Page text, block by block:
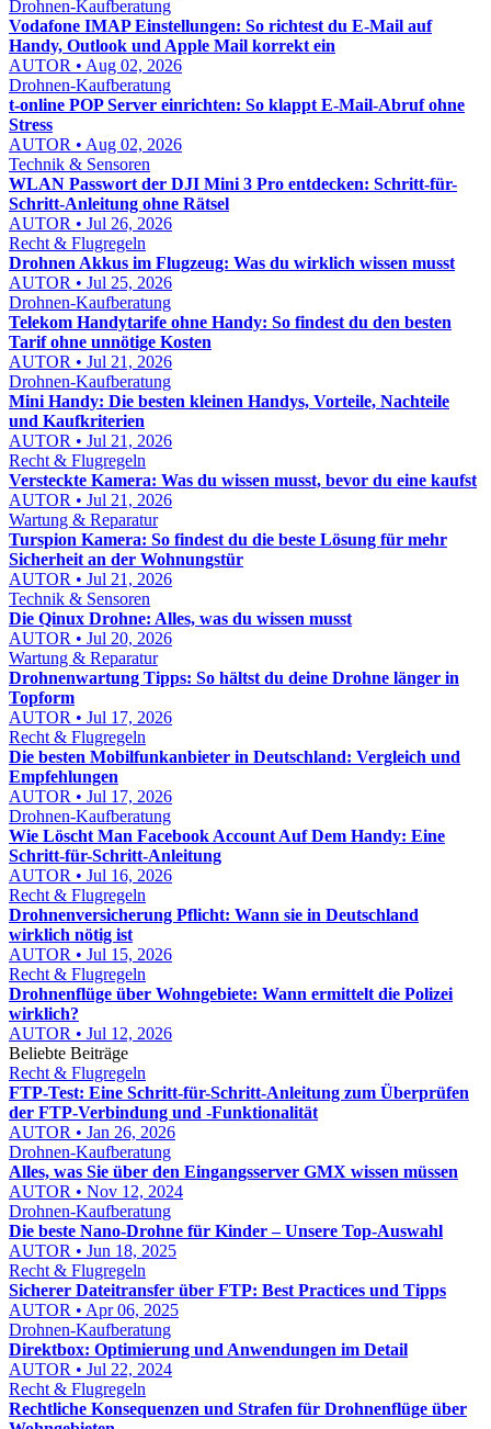
Drohnen-Kaufberatung
Vodafone IMAP Einstellungen: So richtest du E-Mail auf
Handy, Outlook und Apple Mail korrekt ein
AUTOR • Aug 02, 2026
Drohnen-Kaufberatung
t-online POP Server einrichten: So klappt E-Mail-Abruf ohne
Stress
AUTOR • Aug 02, 2026
Technik & Sensoren
WLAN Passwort der DJI Mini 3 Pro entdecken: Schritt-für-
Schritt-Anleitung ohne Rätsel
AUTOR • Jul 26, 2026
Recht & Flugregeln
Drohnen Akkus im Flugzeug: Was du wirklich wissen musst
AUTOR • Jul 25, 2026
Drohnen-Kaufberatung
Telekom Handytarife ohne Handy: So findest du den besten
Tarif ohne unnötige Kosten
AUTOR • Jul 21, 2026
Drohnen-Kaufberatung
Mini Handy: Die besten kleinen Handys, Vorteile, Nachteile
und Kaufkriterien
AUTOR • Jul 21, 2026
Recht & Flugregeln
Versteckte Kamera: Was du wissen musst, bevor du eine kaufst
AUTOR • Jul 21, 2026
Wartung & Reparatur
Turspion Kamera: So findest du die beste Lösung für mehr
Sicherheit an der Wohnungstür
AUTOR • Jul 21, 2026
Technik & Sensoren
Die Qinux Drohne: Alles, was du wissen musst
AUTOR • Jul 20, 2026
Wartung & Reparatur
Drohnenwartung Tipps: So hältst du deine Drohne länger in
Topform
AUTOR • Jul 17, 2026
Recht & Flugregeln
Die besten Mobilfunkanbieter in Deutschland: Vergleich und
Empfehlungen
AUTOR • Jul 17, 2026
Drohnen-Kaufberatung
Wie Löscht Man Facebook Account Auf Dem Handy: Eine
Schritt-für-Schritt-Anleitung
AUTOR • Jul 16, 2026
Recht & Flugregeln
Drohnenversicherung Pflicht: Wann sie in Deutschland
wirklich nötig ist
AUTOR • Jul 15, 2026
Recht & Flugregeln
Drohnenflüge über Wohngebiete: Wann ermittelt die Polizei
wirklich?
AUTOR • Jul 12, 2026
Beliebte Beiträge
Recht & Flugregeln
FTP-Test: Eine Schritt-für-Schritt-Anleitung zum Überprüfen
der FTP-Verbindung und -Funktionalität
AUTOR • Jan 26, 2026
Drohnen-Kaufberatung
Alles, was Sie über den Eingangsserver GMX wissen müssen
AUTOR • Nov 12, 2024
Drohnen-Kaufberatung
Die beste Nano-Drohne für Kinder – Unsere Top-Auswahl
AUTOR • Jun 18, 2025
Recht & Flugregeln
Sicherer Dateitransfer über FTP: Best Practices und Tipps
AUTOR • Apr 06, 2025
Drohnen-Kaufberatung
Direktbox: Optimierung und Anwendungen im Detail
AUTOR • Jul 22, 2024
Recht & Flugregeln
Rechtliche Konsequenzen und Strafen für Drohnenflüge über